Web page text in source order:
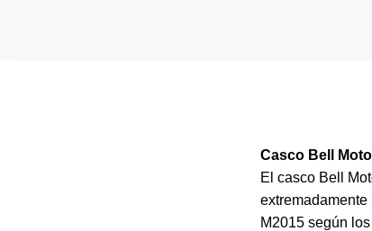
Casco Bell
El casco Bell
M2015 según